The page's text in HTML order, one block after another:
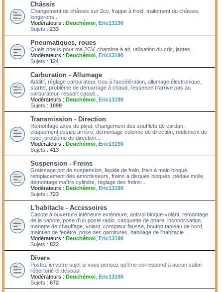
Châssis
Changement de châssis sur 2cv, frappe à froid, traitement du châssis,
longerons...
Modérateurs : Deuchémoi Eric13190
Sujets : 233
Pneumatiques, roues
Quels pneus pour ma 2CV, chambre à air, utilisation du cric, jantes...
Modérateurs : Deuchémoi Eric13190
Sujets : 124
Carburation - Allumage
Additif, réglage carburateur, trou à l'accélération, allumage électronique,
starter, problème de démarrage à chaud, l'essence n'arrive pas au
carburateur, ressort cassé...
Modérateurs : Deuchémoi Eric13190
Sujets : 1099
Transmission - Direction
Remontage axes de pivot, changement des soufflets de cardan,
claquement essieu arrière, démontage colonne de direction, roulement de
roue, problème de direction...
Modérateurs : Deuchémoi Eric13190
Sujets : 413
Suspension - Freins
Graissage pot de suspension, liquide de frein, frein à main bloqué,
remplacement des amortisseurs, freins à disques bloqués, pédale molle,
démontage maître cylindre, réglage des freins...
Modérateurs : Deuchémoi Eric13190
Sujets : 723
L'habitacle - Accessoires
Capote à ouverture intérieure extérieure, antivol bloque-volant, remontage
de la capote, pose d'un poste radio, casquette de phare, insonorisation,
manette de chauffage, volant, compteur faussé, bouton tableau de bord,
maintien de fenêtre, pose des garnitures, habillage de l'habitacle...
Modérateurs : Deuchémoi Eric13190
Sujets : 822
Divers
Postez ici votre sujet si vous pensez qu'il ne correspond à aucun salon
répertorié ci-dessus!
Modérateurs : Deuchémoi Eric13190
Sujets : 672